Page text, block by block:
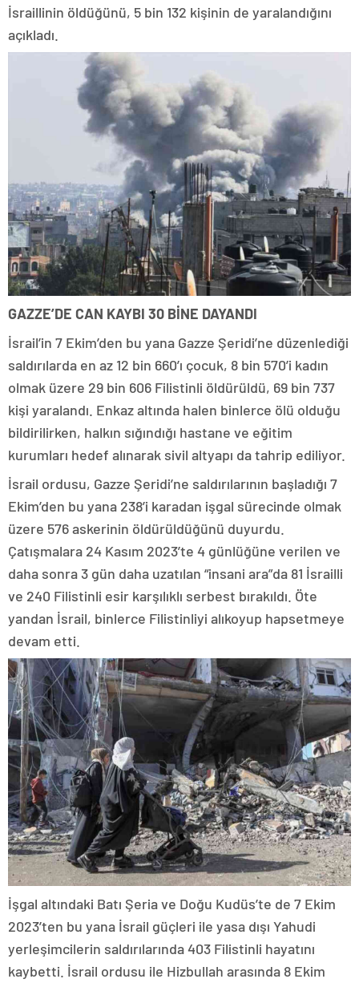
İsraillinin öldüğünü, 5 bin 132 kişinin de yaralandığını
açıkladı.
GAZZE’DE CAN KAYBI 30 BİNE DAYANDI
İsrail’in 7 Ekim’den bu yana Gazze Şeridi’ne düzenlediği
saldırılarda en az 12 bin 660’ı çocuk, 8 bin 570’i kadın
olmak üzere 29 bin 606 Filistinli öldürüldü, 69 bin 737
kişi yaralandı. Enkaz altında halen binlerce ölü olduğu
bildirilirken, halkın sığındığı hastane ve eğitim
kurumları hedef alınarak sivil altyapı da tahrip ediliyor.
İsrail ordusu, Gazze Şeridi’ne saldırılarının başladığı 7
Ekim’den bu yana 238’i karadan işgal sürecinde olmak
üzere 576 askerinin öldürüldüğünü duyurdu.
Çatışmalara 24 Kasım 2023’te 4 günlüğüne verilen ve
daha sonra 3 gün daha uzatılan “insani ara”da 81 İsrailli
ve 240 Filistinli esir karşılıklı serbest bırakıldı. Öte
yandan İsrail, binlerce Filistinliyi alıkoyup hapsetmeye
devam etti.
İşgal altındaki Batı Şeria ve Doğu Kudüs’te de 7 Ekim
2023’ten bu yana İsrail güçleri ile yasa dışı Yahudi
yerleşimcilerin saldırılarında 403 Filistinli hayatını
kaybetti. İsrail ordusu ile Hizbullah arasında 8 Ekim